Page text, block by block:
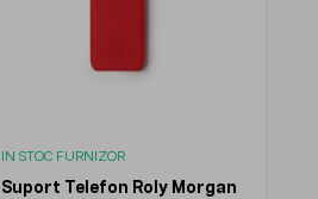
IN STOC FURNIZOR
Suport Telefon Roly Morgan